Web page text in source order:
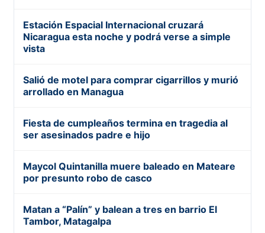
Estación Espacial Internacional cruzará
Nicaragua esta noche y podrá verse a simple
vista
Salió de motel para comprar cigarrillos y murió
arrollado en Managua
Fiesta de cumpleaños termina en tragedia al
ser asesinados padre e hijo
Maycol Quintanilla muere baleado en Mateare
por presunto robo de casco
Matan a “Palín” y balean a tres en barrio El
Tambor, Matagalpa